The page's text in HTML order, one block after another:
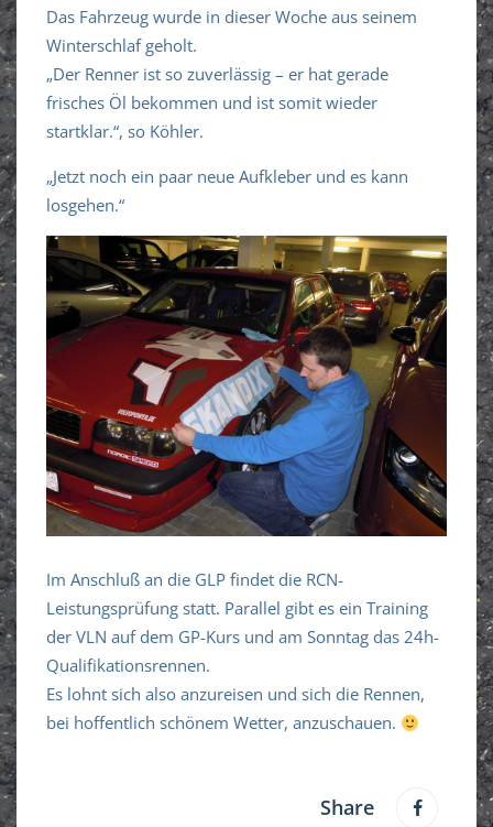
Das Fahrzeug wurde in dieser Woche aus seinem
Winterschlaf geholt.
„Der Renner ist so zuverlässig – er hat gerade
frisches Öl bekommen und ist somit wieder
startklar.“, so Köhler.
„Jetzt noch ein paar neue Aufkleber und es kann
losgehen.“
Im Anschluß an die GLP findet die RCN-
Leistungsprüfung statt. Parallel gibt es ein Training
der VLN auf dem GP-Kurs und am Sonntag das 24h-
Qualifikationsrennen.
Es lohnt sich also anzureisen und sich die Rennen,
bei hoffentlich schönem Wetter, anzuschauen.
Share